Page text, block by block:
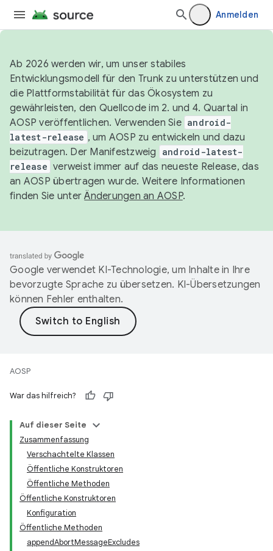
Anmelden
Ab 2026 werden wir, um unser stabiles
Entwicklungsmodell für den Trunk zu unterstützen und
die Plattformstabilität für das Ökosystem zu
gewährleisten, den Quellcode im 2. und 4. Quartal in
AOSP veröffentlichen. Verwenden Sie android-
latest-release , um AOSP zu entwickeln und dazu
beizutragen. Der Manifestzweig
android-latest-
release verweist immer auf das neueste Release, das
an AOSP übertragen wurde. Weitere Informationen
finden Sie unterÄnderungen an AOSP.
Google verwendet KI-Technologie, um Inhalte in Ihre
bevorzugte Sprache zu übersetzen. KI-Übersetzungen
können Fehler enthalten.
AOSP
War das hilfreich?
Auf dieser Seite
Zusammenfassung
Verschachtelte Klassen
Öffentliche Konstruktoren
Öffentliche Methoden
Öffentliche Konstruktoren
Konfiguration
Öffentliche Methoden
appendAbortMessageExcludes